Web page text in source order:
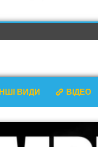
ІНШІ ВИДИ ВІДЕО